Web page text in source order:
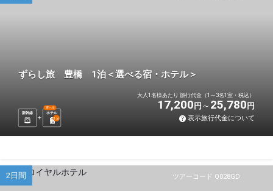
ずらし旅 豊橋 1泊＜選べる宿・ホテル＞
新幹線 ホテル
選べる
1 泊
大人1名様あたり 旅行代金（1～3名1室・税込）
17,200 円 25,780 円
表示旅行代金について
ツアーコード Q028GD
2日間